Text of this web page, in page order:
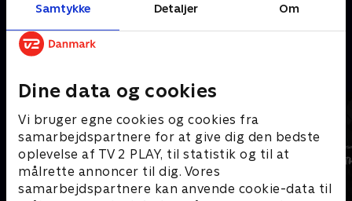
Samtykke Detaljer Om
Dine data og cookies
Vi bruger egne cookies og cookies fra
samarbejdspartnere for at give dig den bedste
oplevelse af TV 2 PLAY, til statistik og til at
målrette annoncer til dig. Vores
samarbejdspartnere kan anvende cookie-data til